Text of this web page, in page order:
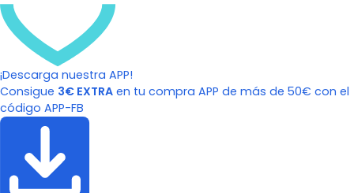
¡Descarga nuestra APP!
Consigue 3€ EXTRA en tu compra APP de más de 50€ con el
código APP-FB